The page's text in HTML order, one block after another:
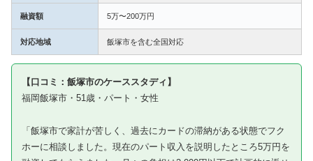
融資額 5万〜200万円
対応地域 飯塚市を含む全国対応
【口コミ：飯塚市のケーススタディ】
福岡飯塚市・51歳・パート・女性
「飯塚市で家計が苦しく、過去にカードの滞納がある状態でフク
ホーに相談しました。現在のパート収入を説明したところ5万円を